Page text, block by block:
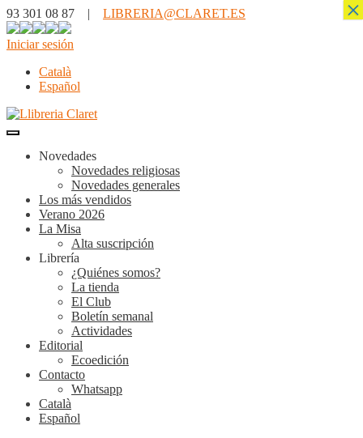
93 301 08 87 | LIBRERIA@CLARET.ES
Iniciar sesión
Català
Español
Novedades
Novedades religiosas
Novedades generales
Los más vendidos
Verano 2026
La Misa
Alta suscripción
Librería
¿Quiénes somos?
La tienda
El Club
Boletín semanal
Actividades
Editorial
Ecoedición
Contacto
Whatsapp
Català
Español
×